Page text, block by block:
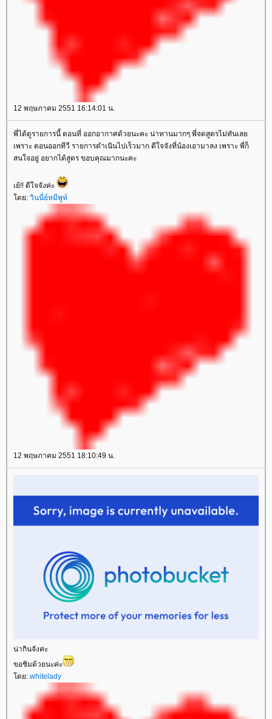
12 พฤษภาคม 2551 16:14:01 น.
พี่ได้ดูรายการนี้ ตอนที่ ออกอากาศด้วยนะคะ น่าทานมากๆ พี่จดสูตรไม่ทันเล
เพราะ ตอนออกทีวี รายการดำเนินไปเร็วมาก ดีใจจังที่น้องเอามาลง เพราะ พี่ก็
สนใจอยู่ อยากได้สูตร ขอบคุณมากนะคะ
เย้!! ดีใจจังค่ะ
ดย: วินนี่ย์หมีพูห์
12 พฤษภาคม 2551 18:10:49 น.
น่ากินจังค่ะ
ขอชิมด้วยนะค่ะ
ดย: whitelady